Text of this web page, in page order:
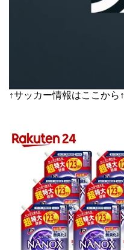
↑サッカー情報はここから↑